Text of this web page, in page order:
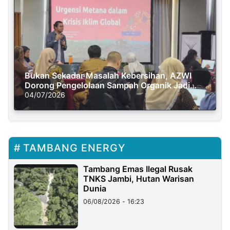
Bukan Sekadar Masalah Kebersihan, AZWI
Dorong Pengelolaan Sampah Organik Jadi
Solusi Krisis Iklim
04/07/2026
TAMBANG ENERGY
Tambang Emas Ilegal Rusak
TNKS Jambi, Hutan Warisan
Dunia
06/08/2026 - 16:23